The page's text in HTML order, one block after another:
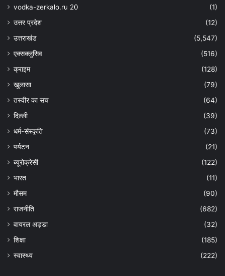
vodka-zerkalo.ru 20
(1)
उत्तर प्रदेश
(12)
उत्तराखंड
(5,547)
एक्सक्लुसिव
(516)
क्राइम
(128)
खुलासा
(79)
तस्वीर का सच
(64)
दिल्ली
(39)
धर्म-संस्कृति
(73)
पर्यटन
(21)
ब्यूरोक्रेसी
(122)
भारत
(11)
मौसम
(90)
राजनीति
(682)
वायरल अड्डा
(32)
शिक्षा
(185)
स्वास्थ्य
(222)